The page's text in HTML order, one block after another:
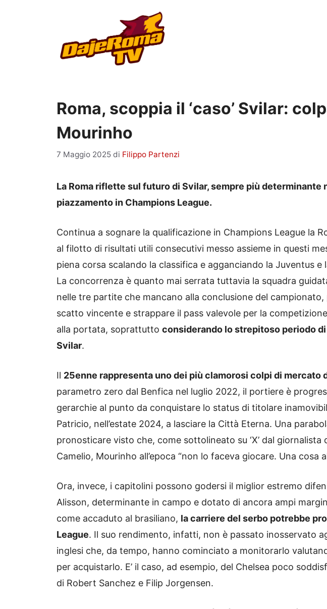
Roma, scoppia il ‘caso’ Svilar:
Mourinho
7 Maggio 2025 di Filippo Partenzi
La Roma riflette sul futuro di Svilar, sempre più determinante
piazzamento in Champions League.
Continua a sognare la qualificazione in Champions League la
al filotto di risultati utili consecutivi messo assieme in questi
piena corsa scalando la classifica e agganciando la Juventus
La concorrenza è quanto mai serrata tuttavia la squadra
nelle tre partite che mancano alla conclusione del
scatto vincente e strappare il pass valevole per la
alla portata, soprattutto considerando lo strepitoso periodo
Svilar.
Il 25enne rappresenta uno dei più clamorosi colpi di mercato
parametro zero dal Benfica nel luglio 2022, il portiere è
gerarchie al punto da conquistare lo status di titolare
Patricio, nell’estate 2024, a lasciare la Città Eterna. Una
pronosticare visto che, come sottolineato su ‘X’ dal giornalista
Camelio, Mourinho all’epoca “non lo faceva giocare. Una cosa
Ora, invece, i capitolini possono godersi il miglior estremo
Alisson, determinante in campo e dotato di ancora ampi
come accaduto al brasiliano, la carriere del serbo potrebbe
League. Il suo rendimento, infatti, non è passato inosservato
inglesi che, da tempo, hanno cominciato a monitorarlo
per acquistarlo. E’ il caso, ad esempio, del Chelsea poco
di Robert Sanchez e Filip Jorgensen.